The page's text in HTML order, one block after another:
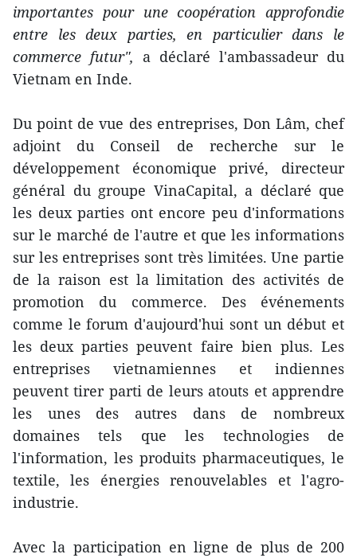
importantes pour une coopération approfondie
entre les deux parties, en particulier dans le
commerce futur", a déclaré l'ambassadeur du
Vietnam en Inde.
Du point de vue des entreprises, Don Lâm, chef
adjoint du Conseil de recherche sur le
développement économique privé, directeur
général du groupe VinaCapital, a déclaré que
les deux parties ont encore peu d'informations
sur le marché de l'autre et que les informations
sur les entreprises sont très limitées. Une partie
de la raison est la limitation des activités de
promotion du commerce. Des événements
comme le forum d'aujourd'hui sont un début et
les deux parties peuvent faire bien plus. Les
entreprises vietnamiennes et indiennes
peuvent tirer parti de leurs atouts et apprendre
les unes des autres dans de nombreux
domaines tels que les technologies de
l'information, les produits pharmaceutiques, le
textile, les énergies renouvelables et l'agro-
industrie.
Avec la participation en ligne de plus de 200